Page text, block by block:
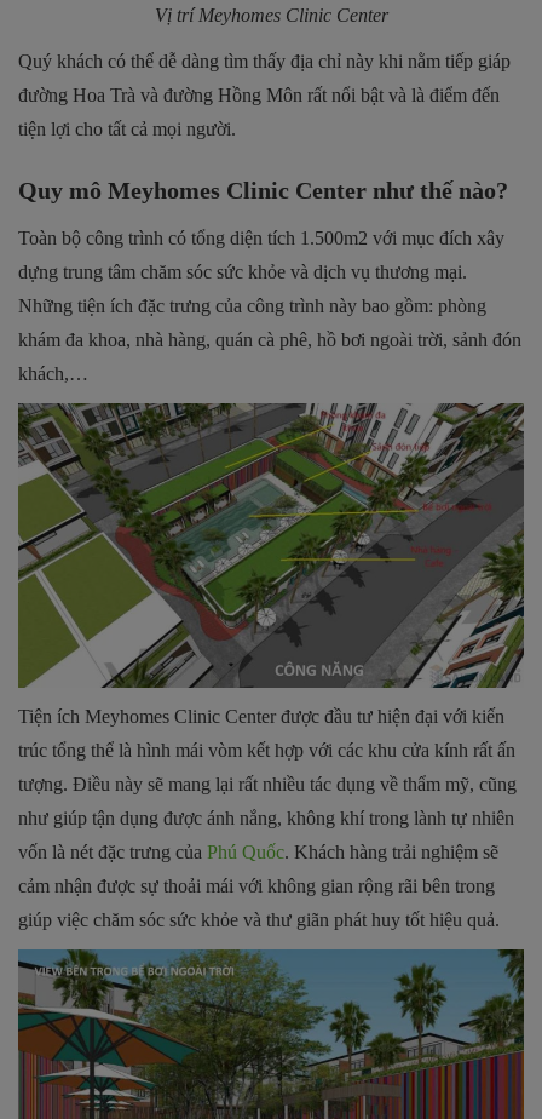
Vị trí Meyhomes Clinic Center
Quý khách có thể dễ dàng tìm thấy địa chỉ này khi nằm tiếp giáp
đường Hoa Trà và đường Hồng Môn rất nổi bật và là điểm đến
tiện lợi cho tất cả mọi người.
Quy mô Meyhomes Clinic Center như thế nào?
Toàn bộ công trình có tổng diện tích 1.500m2 với mục đích xây
dựng trung tâm chăm sóc sức khỏe và dịch vụ thương mại.
Những tiện ích đặc trưng của công trình này bao gồm: phòng
khám đa khoa, nhà hàng, quán cà phê, hồ bơi ngoài trời, sảnh đón
khách,…
Tiện ích Meyhomes Clinic Center được đầu tư hiện đại với kiến
trúc tổng thể là hình mái vòm kết hợp với các khu cửa kính rất ấn
tượng. Điều này sẽ mang lại rất nhiều tác dụng về thẩm mỹ, cũng
như giúp tận dụng được ánh nắng, không khí trong lành tự nhiên
vốn là nét đặc trưng của Phú Quốc. Khách hàng trải nghiệm sẽ
cảm nhận được sự thoải mái với không gian rộng rãi bên trong
giúp việc chăm sóc sức khỏe và thư giãn phát huy tốt hiệu quả.